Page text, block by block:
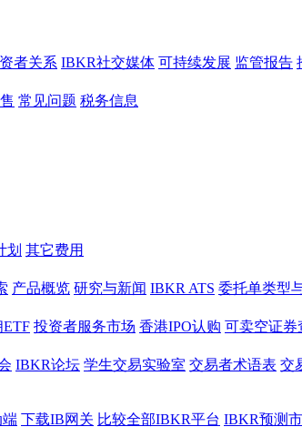
者关系 IBKR社交媒体 可持续发展 监管报告
常见问题 税务信息
划 其它费用
产品概览 研究与新闻 IBKR ATS 委托单类型
ETF 投资者服务市场 香港IPO认购 可卖空证券
IBKR论坛 学生交易实验室 交易者术语表 交
下载IB网关 比较全部IBKR平台 IBKR预测